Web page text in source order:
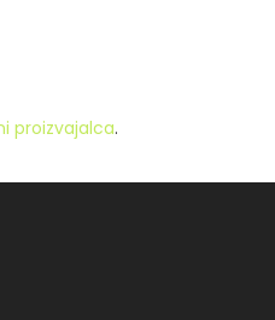
proizvajalca.